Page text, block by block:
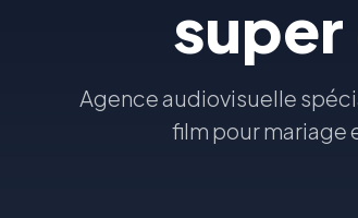
super
Agence audiovisuelle
film pour mariage